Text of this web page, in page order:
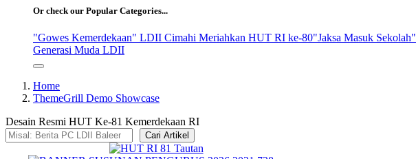
Or check our Popular Categories...
"Gowes Kemerdekaan" LDII Cimahi Meriahkan HUT RI ke-80"Jaksa Masuk Sekolah"
Generasi Muda LDII
Home
ThemeGrill Demo Showcase
Desain Resmi HUT Ke-81 Kemerdekaan RI
Cari Artikel